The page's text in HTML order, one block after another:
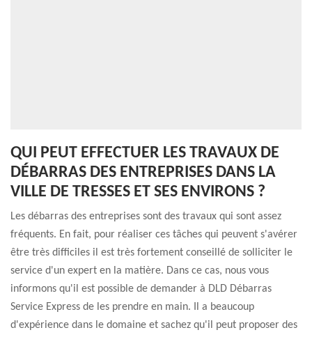
QUI PEUT EFFECTUER LES TRAVAUX DE
DÉBARRAS DES ENTREPRISES DANS LA
VILLE DE TRESSES ET SES ENVIRONS ?
Les débarras des entreprises sont des travaux qui sont assez
fréquents. En fait, pour réaliser ces tâches qui peuvent s'avérer
être très difficiles il est très fortement conseillé de solliciter le
service d'un expert en la matière. Dans ce cas, nous vous
informons qu'il est possible de demander à DLD Débarras
Service Express de les prendre en main. Il a beaucoup
d'expérience dans le domaine et sachez qu'il peut proposer des